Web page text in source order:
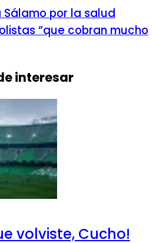
Sálamo por la salud
“que cobran mucho
interesar
volviste, Cucho!